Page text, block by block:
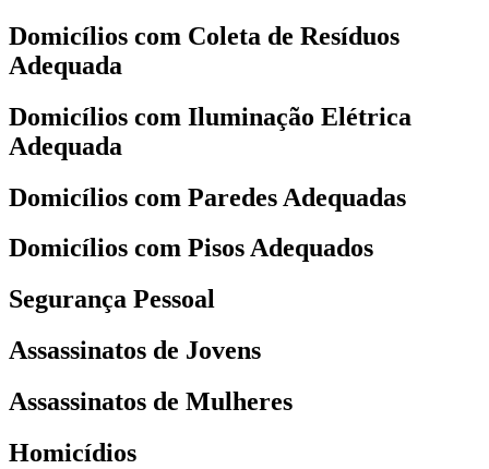
Domicílios com Coleta de Resíduos
Adequada
Domicílios com Iluminação Elétrica
Adequada
Domicílios com Paredes Adequadas
Domicílios com Pisos Adequados
Segurança Pessoal
Assassinatos de Jovens
Assassinatos de Mulheres
Homicídios